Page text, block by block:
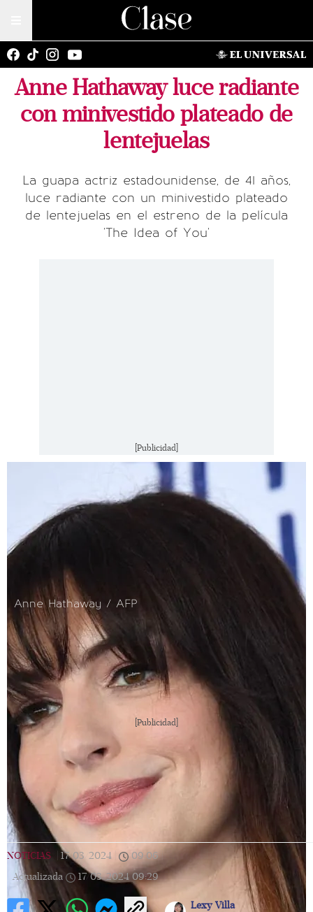
Anne Hathaway luce radiante
con minivestido plateado de
lentejuelas
La guapa actriz estadounidense, de 41 años,
luce radiante con un minivestido plateado
de lentejuelas en el estreno de la película
'The Idea of You'
[Publicidad]
Anne Hathaway / AFP
[Publicidad]
NOTICIAS 17/03/2024 09:06 |
Actualizada
17/03/2024 09:29
Lexy Villa